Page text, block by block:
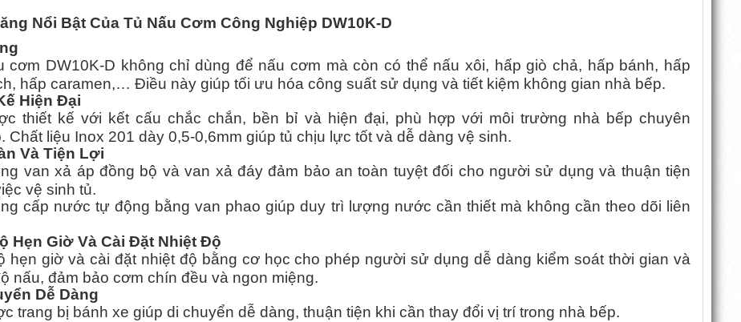
Nổi Bật Của Tủ Nấu Cơm Công Nghiệp DW10K-D
cơm DW10K-D không chỉ dùng để nấu cơm mà còn có thể nấu xôi, hấp giò chả, hấp bánh, hấp
hấp caramen,… Điều này giúp tối ưu hóa công suất sử dụng và tiết kiệm không gian nhà bếp.
Hiện Đại
thiết kế với kết cấu chắc chắn, bền bỉ và hiện đại, phù hợp với môi trường nhà bếp chuyên
Chất liệu Inox 201 dày 0,5-0,6mm giúp tủ chịu lực tốt và dễ dàng vệ sinh.
Và Tiện Lợi
van xả áp đồng bộ và van xả đáy đảm bảo an toàn tuyệt đối cho người sử dụng và thuận tiện
vệ sinh tủ.
cấp nước tự động bằng van phao giúp duy trì lượng nước cần thiết mà không cần theo dõi liên
Hẹn Giờ Và Cài Đặt Nhiệt Độ
hẹn giờ và cài đặt nhiệt độ bằng cơ học cho phép người sử dụng dễ dàng kiểm soát thời gian và
nấu, đảm bảo cơm chín đều và ngon miệng.
Dễ Dàng
trang bị bánh xe giúp di chuyển dễ dàng, thuận tiện khi cần thay đổi vị trí trong nhà bếp.